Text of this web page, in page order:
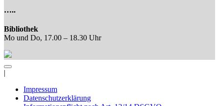
…..
Bibliothek
Mo und Do, 17.00 – 18.30 Uhr
Impressum
Datenschutzerklärung